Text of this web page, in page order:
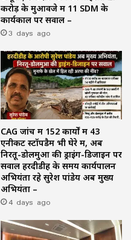
करोड़ के मुआवजे में 11 SDM के
कार्यकाल पर सवाल –
3 days ago
CAG जांच में 152 कार्यों में 43
एनीकट स्टॉपडैम भी घेरे में, अब
निरतू-डोलमुआ की ड्राइंग-डिजाइन पर
सवाल हरदीडीह के समय कार्यपालन
अभियंता रहे सुरेश पांडेय अब मुख्य
अभियंता –
4 days ago